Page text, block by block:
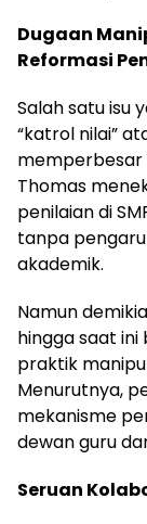
Dugaan
Reformasi
Salah satu isu
“katrol nilai”
memperbesar
Thomas
penilaian di
tanpa
akademik.
Namun
hingga saat
praktik
Menurutnya,
mekanisme
dewan guru
Seruan